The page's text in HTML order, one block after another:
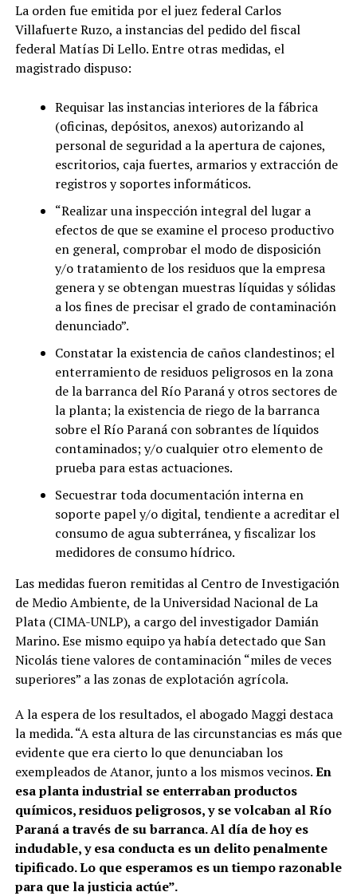
La orden fue emitida por el juez federal Carlos
Villafuerte Ruzo, a instancias del pedido del fiscal
federal Matías Di Lello. Entre otras medidas, el
magistrado dispuso:
Requisar las instancias interiores de la fábrica
(oficinas, depósitos, anexos) autorizando al
personal de seguridad a la apertura de cajones,
escritorios, caja fuertes, armarios y extracción de
registros y soportes informáticos.
“Realizar una inspección integral del lugar a
efectos de que se examine el proceso productivo
en general, comprobar el modo de disposición
y/o tratamiento de los residuos que la empresa
genera y se obtengan muestras líquidas y sólidas
a los fines de precisar el grado de contaminación
denunciado”.
Constatar la existencia de caños clandestinos; el
enterramiento de residuos peligrosos en la zona
de la barranca del Río Paraná y otros sectores de
la planta; la existencia de riego de la barranca
sobre el Río Paraná con sobrantes de líquidos
contaminados; y/o cualquier otro elemento de
prueba para estas actuaciones.
Secuestrar toda documentación interna en
soporte papel y/o digital, tendiente a acreditar el
consumo de agua subterránea, y fiscalizar los
medidores de consumo hídrico.
Las medidas fueron remitidas al Centro de Investigación
de Medio Ambiente, de la Universidad Nacional de La
Plata (CIMA-UNLP), a cargo del investigador Damián
Marino. Ese mismo equipo ya había detectado que San
Nicolás tiene valores de contaminación “miles de veces
superiores” a las zonas de explotación agrícola.
A la espera de los resultados, el abogado Maggi destaca
la medida. “A esta altura de las circunstancias es más que
evidente que era cierto lo que denunciaban los
exempleados de Atanor, junto a los mismos vecinos.En
esa planta industrial se enterraban productos
químicos, residuos peligrosos, y se volcaban al Río
Paraná a través de su barranca. Al día de hoy es
indudable, y esa conducta es un delito penalmente
tipificado. Lo que esperamos es un tiempo razonable
para que la justicia actúe”.